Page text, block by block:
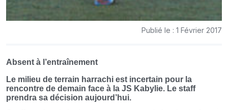
Publié le : 1 Février 2017
Absent à l’entraînement
Le milieu de terrain harrachi est incertain pour la
rencontre de demain face à la JS Kabylie. Le staff
prendra sa décision aujourd’hui.